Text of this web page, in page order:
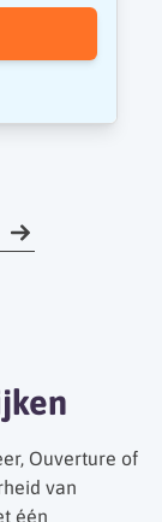
Ouverture of
van
één